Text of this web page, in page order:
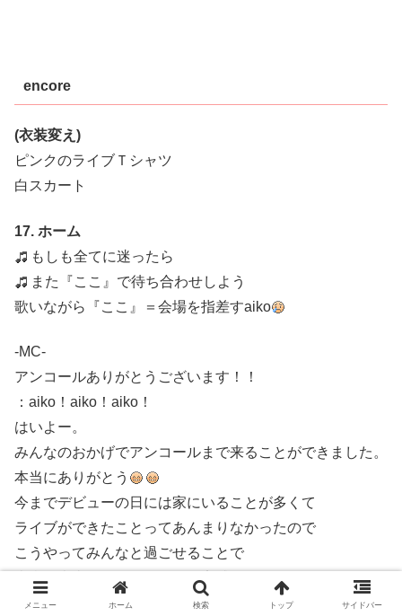
encore
(衣装変え)
ピンクのライブＴシャツ
白スカート
17. ホーム
もしも全てに迷ったら
また『ここ』で待ち合わせしよう
歌いながら『ここ』＝会場を指差すaiko
-MC-
アンコールありがとうございます！！
：aiko！aiko！aiko！
はいよー。
みんなのおかげでアンコールまで来ることができました。
本当にありがとう
今までデビューの日には家にいることが多くて
ライブができたことってあんまりなかったので
こうやってみんなと過ごせることで
本当に大事な日なんやなって実感しました。
14年目１発目にこんなすごいライブをしてしまって
メニュー ホーム 検索 トップ サイドバー